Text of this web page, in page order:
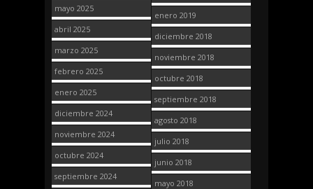
mayo 2025
abril 2025
marzo 2025
febrero 2025
enero 2025
diciembre 2024
noviembre 2024
octubre 2024
septiembre 2024
enero 2019
diciembre 2018
noviembre 2018
octubre 2018
septiembre 2018
agosto 2018
julio 2018
junio 2018
mayo 2018